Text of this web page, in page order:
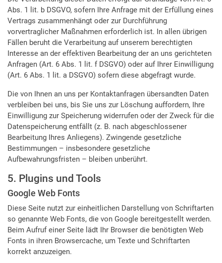
Abs. 1 lit. b DSGVO, sofern Ihre Anfrage mit der Erfüllung eines
Vertrags zusammenhängt oder zur Durchführung
vorvertraglicher Maßnahmen erforderlich ist. In allen übrigen
Fällen beruht die Verarbeitung auf unserem berechtigten
Interesse an der effektiven Bearbeitung der an uns gerichteten
Anfragen (Art. 6 Abs. 1 lit. f DSGVO) oder auf Ihrer Einwilligung
(Art. 6 Abs. 1 lit. a DSGVO) sofern diese abgefragt wurde.
Die von Ihnen an uns per Kontaktanfragen übersandten Daten
verbleiben bei uns, bis Sie uns zur Löschung auffordern, Ihre
Einwilligung zur Speicherung widerrufen oder der Zweck für die
Datenspeicherung entfällt (z. B. nach abgeschlossener
Bearbeitung Ihres Anliegens). Zwingende gesetzliche
Bestimmungen – insbesondere gesetzliche
Aufbewahrungsfristen – bleiben unberührt.
5. Plugins und Tools
Google Web Fonts
Diese Seite nutzt zur einheitlichen Darstellung von Schriftarten
so genannte Web Fonts, die von Google bereitgestellt werden.
Beim Aufruf einer Seite lädt Ihr Browser die benötigten Web
Fonts in ihren Browsercache, um Texte und Schriftarten
korrekt anzuzeigen.